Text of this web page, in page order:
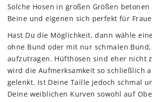
Solche Hosen in großen Größen
Beine und eigenen sich perfekt für
Hast Du die Möglichkeit, dann wähle
ohne Bund oder mit nur schmalen
aufzutragen. Hüfthosen sind eher nicht
wird die Aufmerksamkeit so schließlich
gelenkt. Ist Deine Taille jedoch schmal
Deine weiblichen Kurven sowohl auf